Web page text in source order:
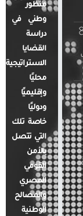
منظور
وطني في
دراسة
القضايا
الاستراتيجية
محليًا
وإقليميًا
ودوليًا
خاصة تلك
التي تتصل
بالأمن
القومي
المصري
والمصالح
الوطنية